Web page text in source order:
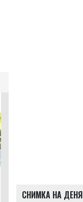
СНИМКА НА ДЕНЯ